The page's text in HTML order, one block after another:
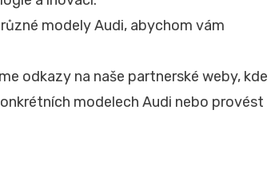
modely Audi, abychom vám
odkazy na naše partnerské weby, kde
modelech Audi nebo provést